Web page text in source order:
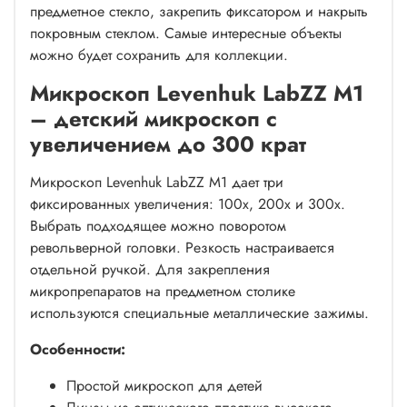
предметное стекло, закрепить фиксатором и накрыть
покровным стеклом. Самые интересные объекты
можно будет сохранить для коллекции.
Микроскоп Levenhuk LabZZ M1
– детский микроскоп с
увеличением до 300 крат
Микроскоп Levenhuk LabZZ M1 дает три
фиксированных увеличения: 100х, 200х и 300х.
Выбрать подходящее можно поворотом
револьверной головки. Резкость настраивается
отдельной ручкой. Для закрепления
микропрепаратов на предметном столике
используются специальные металлические зажимы.
Особенности:
Простой микроскоп для детей